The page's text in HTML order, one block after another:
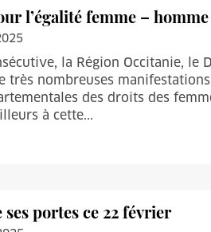
l’égalité femme – homme
la Région Occitanie, le
très nombreuses
des droits des
à cette...
portes ce 22 février